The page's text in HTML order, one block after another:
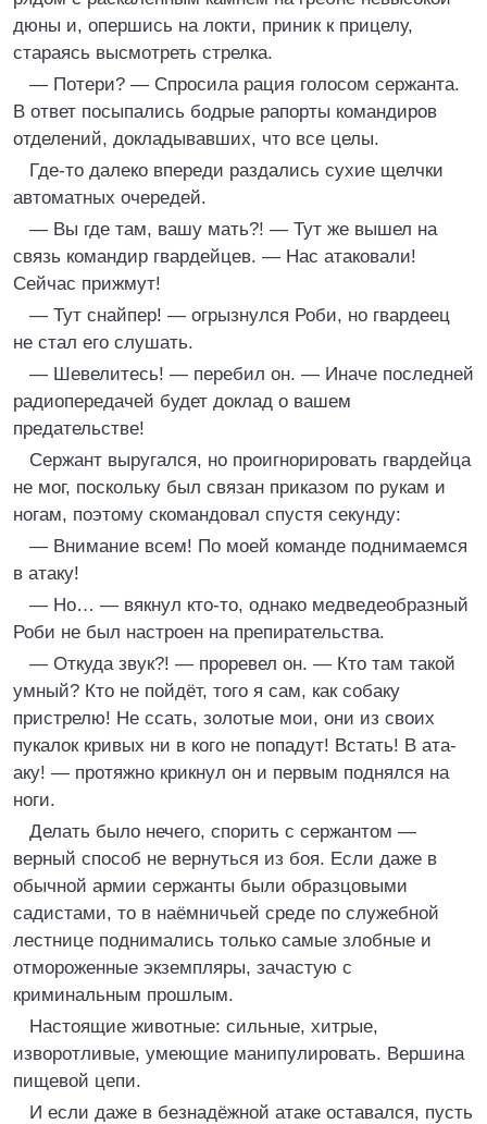
дюны и, опершись на локти, приник к прицелу,
стараясь высмотреть стрелка.
— Потери? — Спросила рация голосом сержанта.
В ответ посыпались бодрые рапорты командиров
отделений, докладывавших, что все целы.
Где-то далеко впереди раздались сухие щелчки
автоматных очередей.
— Вы где там, вашу мать?! — Тут же вышел на
связь командир гвардейцев. — Нас атаковали!
Сейчас прижмут!
— Тут снайпер! — огрызнулся Роби, но гвардеец
не стал его слушать.
— Шевелитесь! — перебил он. — Иначе последней
радиопередачей будет доклад о вашем
предательстве!
Сержант выругался, но проигнорировать гвардейца
не мог, поскольку был связан приказом по рукам и
ногам, поэтому скомандовал спустя секунду:
— Внимание всем! По моей команде поднимаемся
в атаку!
— Но… — вякнул кто-то, однако медведеобразный
Роби не был настроен на препирательства.
— Откуда звук?! — проревел он. — Кто там такой
умный? Кто не пойдёт, того я сам, как собаку
пристрелю! Не ссать, золотые мои, они из своих
пукалок кривых ни в кого не попадут! Встать! В ата-
аку! — протяжно крикнул он и первым поднялся на
ноги.
Делать было нечего, спорить с сержантом —
верный способ не вернуться из боя. Если даже в
обычной армии сержанты были образцовыми
садистами, то в наёмничьей среде по служебной
лестнице поднимались только самые злобные и
отмороженные экземпляры, зачастую с
криминальным прошлым.
Настоящие животные: сильные, хитрые,
изворотливые, умеющие манипулировать. Вершина
пищевой цепи.
И если даже в безнадёжной атаке оставался, пусть